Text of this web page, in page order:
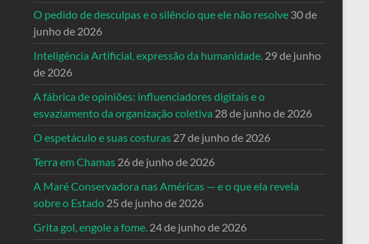
O pedido de desculpas e o silêncio que ele não resolve 30 de
junho de 2026
Inteligência Artificial, expressão da humanidade. 29 de junho
de 2026
A fábrica de opiniões: influenciadores digitais e o
esvaziamento da organização coletiva 28 de junho de 2026
O espetáculo e suas costuras 27 de junho de 2026
Terra em Chamas 26 de junho de 2026
A Maré Conservadora nas Américas — e o que ela revela
sobre o Estado 25 de junho de 2026
Grita gol, engole a fome. 24 de junho de 2026